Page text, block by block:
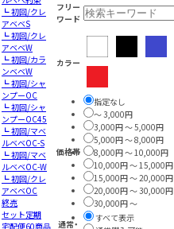
┗ 初回/クレ
アベベS
┗ 初回/クレ
アベベW
┗ 初回/カラ
ンベベW
┗ 初回/シャ
ンプーOC
┗ 初回/シャ
ンプーOC45
┗ 初回/マベ
ルベベOC-S
┗ 初回/マベ
ルベベOC-W
┗ 初回/クレ
アベベOC
終売
セット定期
宅配便60商品
フリー
ワード
カラー
価格帯
指定なし
～ 3,000円
3,000円 ～ 5,000円
5,000円 ～ 8,000円
8,000円 ～ 10,000円
10,000円 ～ 15,000円
15,000円 ～ 20,000円
20,000円 ～ 30,000円
30,000円 ～
通常・
すべて表示